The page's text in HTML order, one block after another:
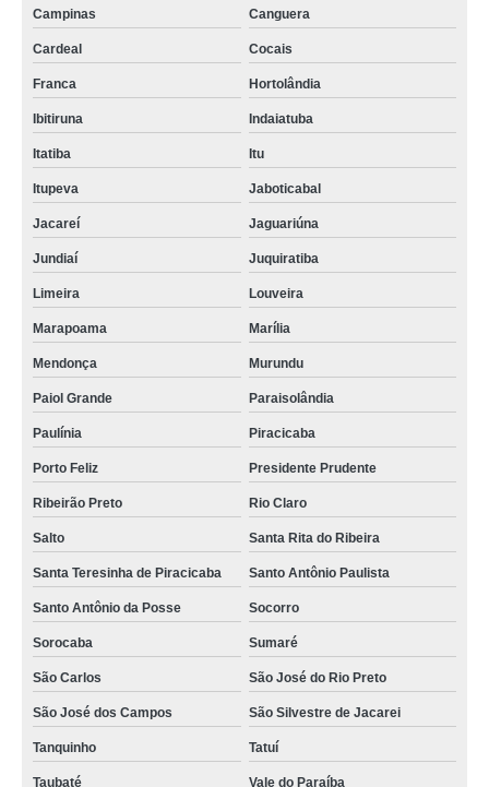
Campinas Canguera
Cardeal Cocais
Franca Hortolândia
Ibitiruna Indaiatuba
Itatiba Itu
Itupeva Jaboticabal
Jacareí Jaguariúna
Jundiaí Juquiratiba
Limeira Louveira
Marapoama Marília
Mendonça Murundu
Paiol Grande Paraisolândia
Paulínia Piracicaba
Porto Feliz Presidente Prudente
Ribeirão Preto Rio Claro
Salto Santa Rita do Ribeira
Santa Teresinha de Piracicaba Santo Antônio Paulista
Santo Antônio da Posse Socorro
Sorocaba Sumaré
São Carlos São José do Rio Preto
São José dos Campos São Silvestre de Jacarei
Tanquinho Tatuí
Taubaté Vale do Paraíba